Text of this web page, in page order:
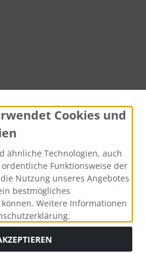
Cookies und
ähnliche Technologien, auch
Funktionsweise der
Nutzung unseres Angebotes
bestmögliches
Weitere Informationen